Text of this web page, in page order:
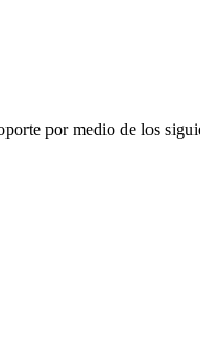
por medio de los